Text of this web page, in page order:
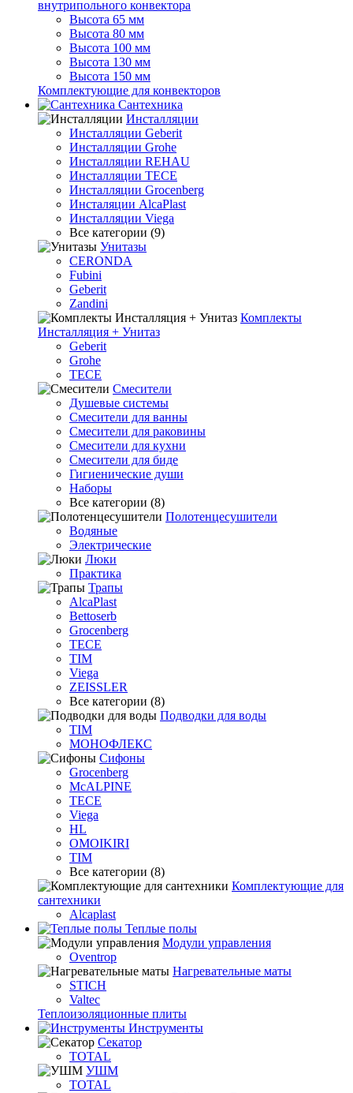
внутрипольного конвектора
Высота 65 мм
Высота 80 мм
Высота 100 мм
Высота 130 мм
Высота 150 мм
Комплектующие для конвекторов
Сантехника
Инсталляции
Инсталляции Geberit
Инсталляции Grohe
Инсталляции REHAU
Инсталляции TECE
Инсталляции Grocenberg
Инсталяции AlcaPlast
Инсталляции Viega
Все категории (9)
Унитазы
CERONDA
Fubini
Geberit
Zandini
Комплекты
Инсталляция + Унитаз
Geberit
Grohe
TECE
Смесители
Душевые системы
Смесители для ванны
Смесители для раковины
Смесители для кухни
Смесители для биде
Гигиенические души
Наборы
Все категории (8)
Полотенцесушители
Водяные
Электрические
Люки
Практика
Трапы
AlcaPlast
Bettoserb
Grocenberg
TECE
TIM
Viega
ZEISSLER
Все категории (8)
Подводки для воды
TIM
МОНОФЛЕКС
Сифоны
Grocenberg
McALPINE
TECE
Viega
HL
OMOIKIRI
TIM
Все категории (8)
Комплектующие для
сантехники
Alcaplast
Теплые полы
Модули управления
Oventrop
Нагревательные маты
STICH
Valtec
Теплоизоляционные плиты
Инструменты
Секатор
TOTAL
УШМ
TOTAL